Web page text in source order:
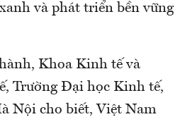
và phát triển bền vững
Khoa Kinh tế và
Trường Đại học Kinh tế,
Nội cho biết, Việt Nam